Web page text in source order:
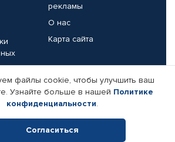
рекламы
О нас
Карта сайта
Реквизиты компании
файлы cookie, чтобы улучшить ваш
Узнайте больше в нашей Политике
конфиденциальности.
Согласиться